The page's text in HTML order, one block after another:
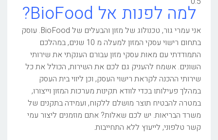
למה לפנות אל BioFood?
אני עמרי גור, טכנולוג של מזון והבעלים של BioFood. עוסק
בתחום רישוי עסקי המזון למעלה מ 10 שנים, במהלכם
התמודדתי עם מאות עסקי מזון עבורם הענקתי את שירותי
השונים. אשמח להעניק גם לכם את השירות, הכולל את כל
שירותי ההכנה לקראת רישוי העסק, וכן ליווי בית העסק
במהלך פעילותו בכדי לוודא תקינות מערכות המזון וייצורו,
במטרה להבטיח תוצר מושלם ללקוח, ועמידה בתקנים של
משרד הבריאות. יש לכם שאלות? אתם מוזמנים ליצור עמי
קשר טלפוני, לייעוץ ללא התחייבות.